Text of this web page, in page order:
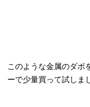
このような金属のダボ
ーで少量買って試しま